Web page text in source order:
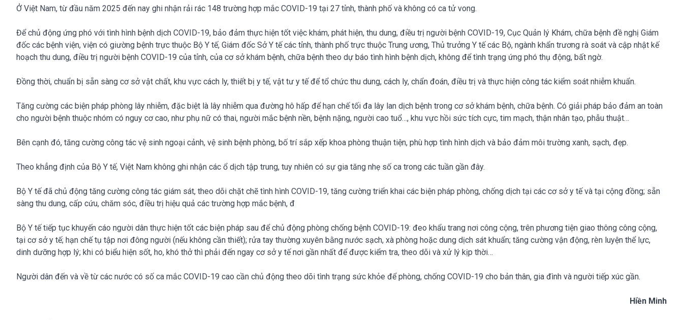
Ở Việt Nam, từ đầu năm 2025 đến nay ghi nhận rải rác 148 trường hợp mắc COVID-19 tại 27 tỉnh, thành phố và không có ca tử vong.
Để chủ động ứng phó với tình hình bệnh dịch COVID-19, bảo đảm thực hiện tốt việc khám, phát hiện, thu dung, điều trị người bệnh COVID-19, Cục Quản lý Khám, chữa bệnh đề nghị Giám
đốc các bệnh viện, viện có giường bệnh trực thuộc Bộ Y tế, Giám đốc Sở Y tế các tỉnh, thành phố trực thuộc Trung ương, Thủ trưởng Y tế các Bộ, ngành khẩn trương rà soát và cập nhật kế
hoạch thu dung, điều trị người bệnh COVID-19 của tỉnh, của cơ sở khám bệnh, chữa bệnh theo dự báo tình hình bệnh dịch, không để tình trạng ứng phó thụ động, bất ngờ.
Đồng thời, chuẩn bị sẵn sàng cơ sở vật chất, khu vực cách ly, thiết bị y tế, vật tư y tế để tổ chức thu dung, cách ly, chẩn đoán, điều trị và thực hiện công tác kiểm soát nhiễm khuẩn.
Tăng cường các biện pháp phòng lây nhiễm, đặc biệt là lây nhiễm qua đường hô hấp để hạn chế tối đa lây lan dịch bệnh trong cơ sở khám bệnh, chữa bệnh. Có giải pháp bảo đảm an toàn
cho người bệnh thuộc nhóm có nguy cơ cao, như phụ nữ có thai, người mắc bệnh nền, bệnh nặng, người cao tuổ…, khu vực hồi sức tích cực, tim mạch, thận nhân tạo, phẫu thuật…
Bên cạnh đó, tăng cường công tác vệ sinh ngoại cảnh, vệ sinh bệnh phòng, bố trí sắp xếp khoa phòng thuận tiện, phù hợp tình hình dịch và bảo đảm môi trường xanh, sạch, đẹp.
Theo khẳng định của Bộ Y tế, Việt Nam không ghi nhận các ổ dịch tập trung, tuy nhiên có sự gia tăng nhẹ số ca trong các tuần gần đây.
Bộ Y tế đã chủ động tăng cường công tác giám sát, theo dõi chặt chẽ tình hình COVID-19, tăng cường triển khai các biện pháp phòng, chống dịch tại các cơ sở y tế và tại cộng đồng; sẵn
sàng thu dung, cấp cứu, chăm sóc, điều trị hiệu quả các trường hợp mắc bệnh, đ
Bộ Y tế tiếp tục khuyến cáo người dân thực hiện tốt các biện pháp sau để chủ động phòng chống bệnh COVID-19: đeo khẩu trang nơi công cộng, trên phương tiện giao thông công cộng,
tại cơ sở y tế; hạn chế tụ tập nơi đông người (nếu không cần thiết); rửa tay thường xuyên bằng nước sạch, xà phòng hoặc dung dịch sát khuẩn; tăng cường vận động, rèn luyện thể lực,
dinh dưỡng hợp lý; khi có biểu hiện sốt, ho, khó thở thì phải đến ngay cơ sở y tế nơi gần nhất để được kiểm tra, theo dõi và xử lý kịp thời…
Người dân đến và về từ các nước có số ca mắc COVID-19 cao cần chủ động theo dõi tình trạng sức khỏe để phòng, chống COVID-19 cho bản thân, gia đình và người tiếp xúc gần.
Hiền Minh